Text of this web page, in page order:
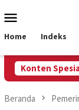
ke
Mobile
Home Indeks
Konten
Gabungan
Beranda